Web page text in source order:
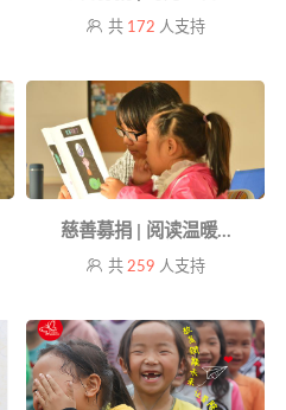
共 172 人支持
慈善募捐 | 阅读温暖...
共259 人支持